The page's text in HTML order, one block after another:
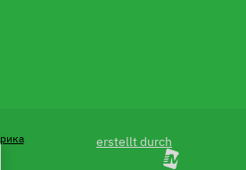
erstellt durch